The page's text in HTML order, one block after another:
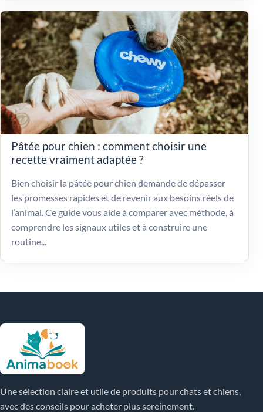
Pâtée pour chien : comment choisir une
recette vraiment adaptée ?
Bien choisir la pâtée pour chien demande de dépasser
les promesses rapides et de revenir aux besoins réels de
l’animal. Ce guide vous aide à comparer avec méthode, à
comprendre les signaux utiles et à construire une
routine...
Une sélection claire et utile de produits pour chats et chiens,
avec des conseils pour acheter plus sereinement.